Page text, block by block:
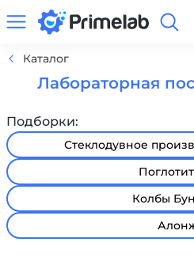
Каталог
Лабораторная
Подборки:
Стеклодувное
Колбы